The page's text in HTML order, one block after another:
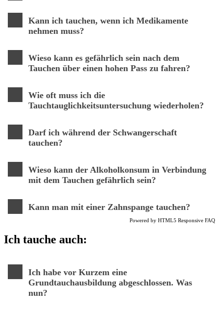
Kann ich tauchen, wenn ich Medikamente
nehmen muss?
Wieso kann es gefährlich sein nach dem
Tauchen über einen hohen Pass zu fahren?
Wie oft muss ich die
Tauchtauglichkeitsuntersuchung wiederholen?
Darf ich während der Schwangerschaft
tauchen?
Wieso kann der Alkoholkonsum in Verbindung
mit dem Tauchen gefährlich sein?
Kann man mit einer Zahnspange tauchen?
Powered by HTML5 Responsive FAQ
Ich tauche auch:
Ich habe vor Kurzem eine
Grundtauchausbildung abgeschlossen. Was
nun?